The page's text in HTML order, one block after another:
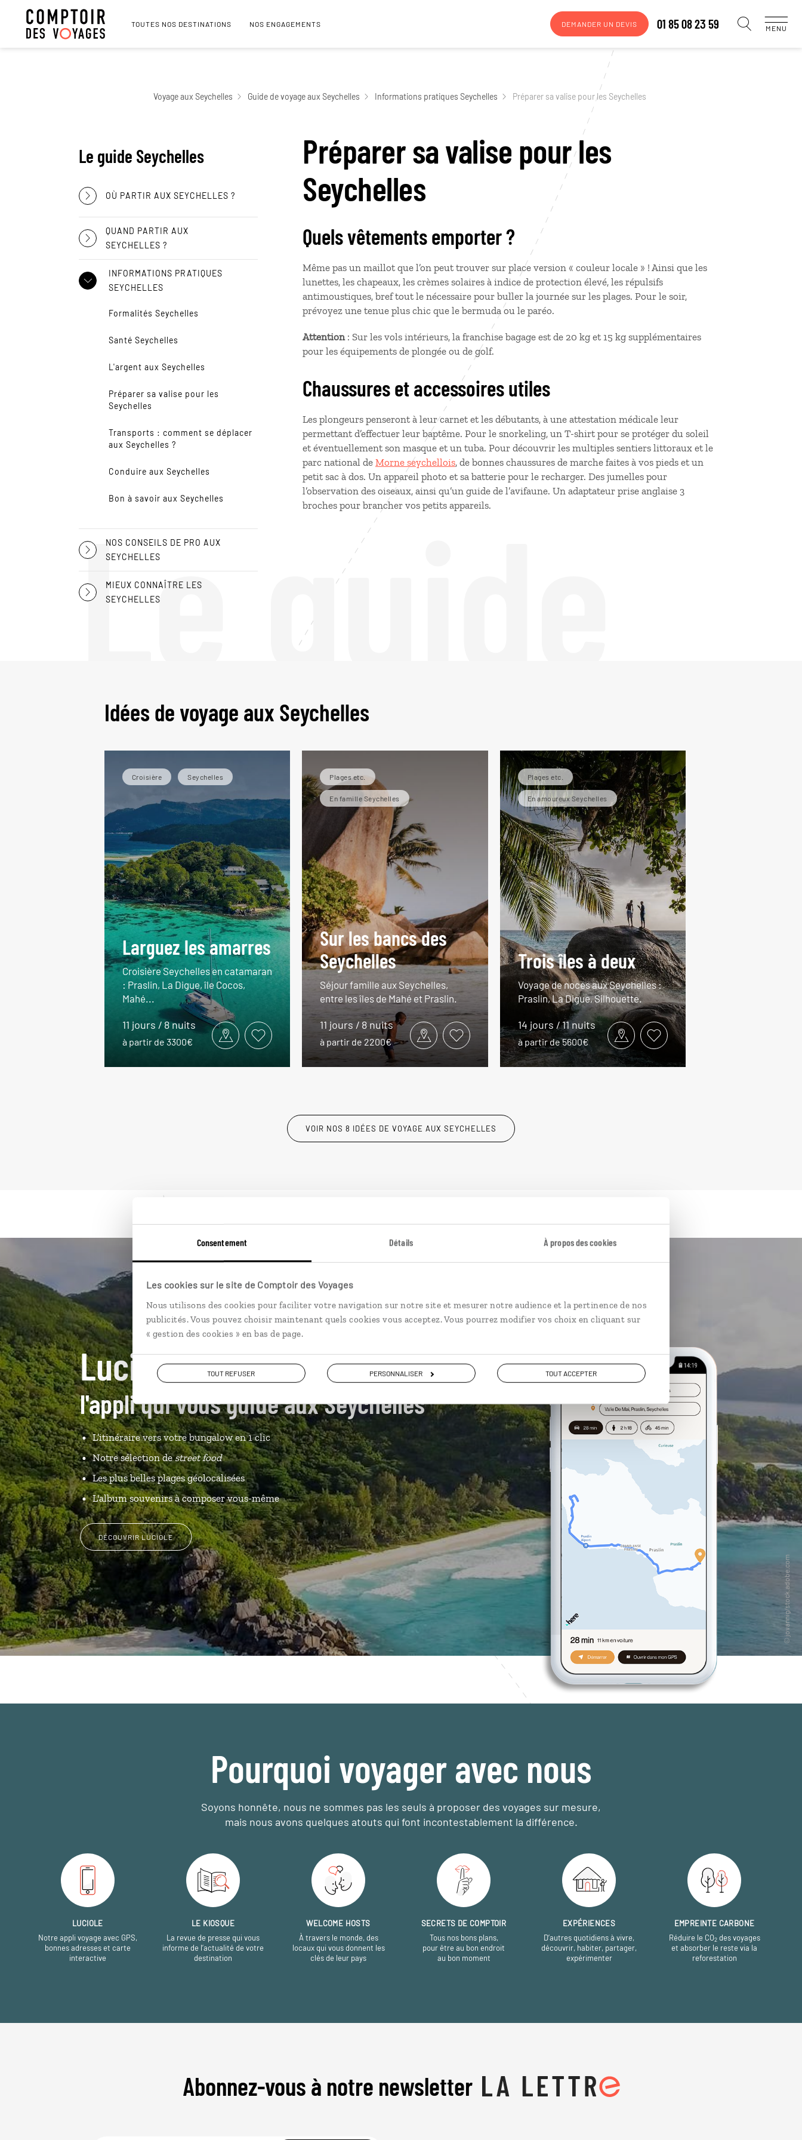
Consentement Détails À propos des cookies
Les cookies sur le site de Comptoir des Voyages
Nous utilisons des cookies pour faciliter votre navigation sur notre site et mesurer notre audience et la pertinence de nos
publicités. Vous pouvez choisir maintenant quels cookies vous acceptez. Vous pourrez modifier vos choix en cliquant sur
« gestion des cookies » en bas de page.
TOUT REFUSER PERSONNALISER TOUT ACCEPTER
TOUTES NOS DESTINATIONS NOS ENGAGEMENTS DEMANDER UN DEVIS 01 85 08 23 59 MENU
Voyage aux Seychelles Guide de voyage aux Seychelles Informations pratiques Seychelles Préparer sa valise pour les Seychelles
Le guide
Le guide Seychelles
OÙ PARTIR AUX SEYCHELLES ?
QUAND PARTIR AUX
SEYCHELLES ?
INFORMATIONS PRATIQUES
SEYCHELLES
Formalités Seychelles
Santé Seychelles
L'argent aux Seychelles
Préparer sa valise pour les
Seychelles
Transports : comment se déplacer
aux Seychelles ?
Conduire aux Seychelles
Bon à savoir aux Seychelles
NOS CONSEILS DE PRO AUX
SEYCHELLES
MIEUX CONNAÎTRE LES
SEYCHELLES
Préparer sa valise pour les
Seychelles
Quels vêtements emporter ?
Même pas un maillot que l’on peut trouver sur place version « couleur locale » ! Ainsi que les
lunettes, les chapeaux, les crèmes solaires à indice de protection élevé, les répulsifs
antimoustiques, bref tout le nécessaire pour buller la journée sur les plages. Pour le soir,
prévoyez une tenue plus chic que le bermuda ou le paréo.
Attention : Sur les vols intérieurs, la franchise bagage est de 20 kg et 15 kg supplémentaires
pour les équipements de plongée ou de golf.
Chaussures et accessoires utiles
Les plongeurs penseront à leur carnet et les débutants, à une attestation médicale leur
permettant d’effectuer leur baptême. Pour le snorkeling, un T-shirt pour se protéger du soleil
et éventuellement son masque et un tuba. Pour découvrir les multiples sentiers littoraux et le
parc national de Morne seychellois, de bonnes chaussures de marche faites à vos pieds et un
petit sac à dos. Un appareil photo et sa batterie pour le recharger. Des jumelles pour
l’observation des oiseaux, ainsi qu’un guide de l’avifaune. Un adaptateur prise anglaise 3
broches pour brancher vos petits appareils.
Idées de voyage aux Seychelles
Croisière Seychelles
Larguez les amarres
Croisière Seychelles en catamaran
: Praslin, La Digue, île Cocos,
Mahé...
11 jours / 8 nuits
à partir de 3300€
Plages etc.
En famille Seychelles
Sur les bancs des
Seychelles
Séjour famille aux Seychelles,
entre les îles de Mahé et Praslin.
11 jours / 8 nuits
à partir de 2200€
Plages etc.
En amoureux Seychelles
Trois îles à deux
Voyage de noces aux Seychelles :
Praslin, La Digue, Silhouette.
14 jours / 11 nuits
à partir de 5600€
VOIR NOS 8 IDÉES DE VOYAGE AUX SEYCHELLES
Luciole,
l'appli qui vous guide aux Seychelles
L’itinéraire vers votre bungalow en 1 clic
Notre sélection destreet food
Les plus belles plages géolocalisées
L'album souvenirs à composer vous-même
DÉCOUVRIR LUCIOLE
Pourquoi voyager avec nous
Soyons honnête, nous ne sommes pas les seuls à proposer des voyages sur mesure,
mais nous avons quelques atouts qui font incontestablement la différence.
LUCIOLE
Notre appli voyage avec GPS,
bonnes adresses et carte
interactive
LE KIOSQUE
La revue de presse qui vous
informe de l’actualité de votre
destination
WELCOME HOSTS
À travers le monde, des
locaux qui vous donnent les
clés de leur pays
SECRETS DE COMPTOIR
Tous nos bons plans,
pour être au bon endroit
au bon moment
EXPÉRIENCES
D’autres quotidiens à vivre,
découvrir, habiter, partager,
expérimenter
EMPREINTE CARBONE
Réduire le CO2des voyages
et absorber le reste via la
reforestation
Abonnez-vous à notre newsletter